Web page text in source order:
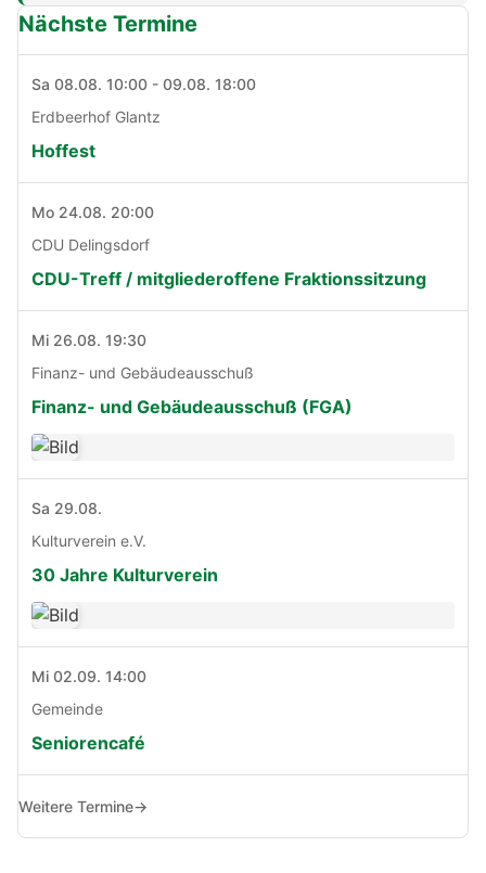
Nächste Termine
Sa 08.08. 10:00 - 09.08. 18:00
Erdbeerhof Glantz
Hoffest
Mo 24.08. 20:00
CDU Delingsdorf
CDU-Treff / mitgliederoffene Fraktionssitzung
Mi 26.08. 19:30
Finanz- und Gebäudeausschuß
Finanz- und Gebäudeausschuß (FGA)
Sa 29.08.
Kulturverein e.V.
30 Jahre Kulturverein
Mi 02.09. 14:00
Gemeinde
Seniorencafé
Weitere Termine→